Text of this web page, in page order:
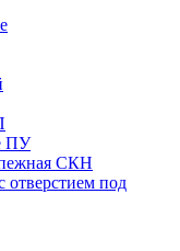
ПУ
СКН
под